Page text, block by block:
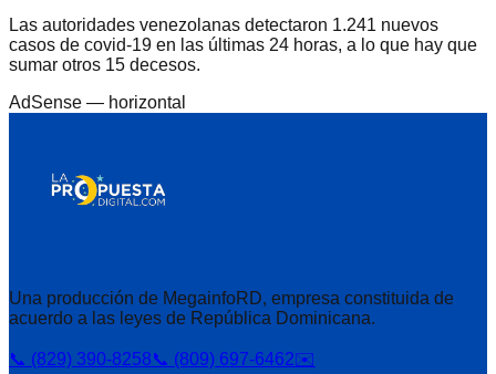
Las autoridades venezolanas detectaron 1.241 nuevos
casos de covid-19 en las últimas 24 horas, a lo que hay que
sumar otros 15 decesos.
AdSense — horizontal
Una producción de MegainfoRD, empresa constituida de
acuerdo a las leyes de República Dominicana.
📞 (829) 390-8258📞 (809) 697-6462✉️